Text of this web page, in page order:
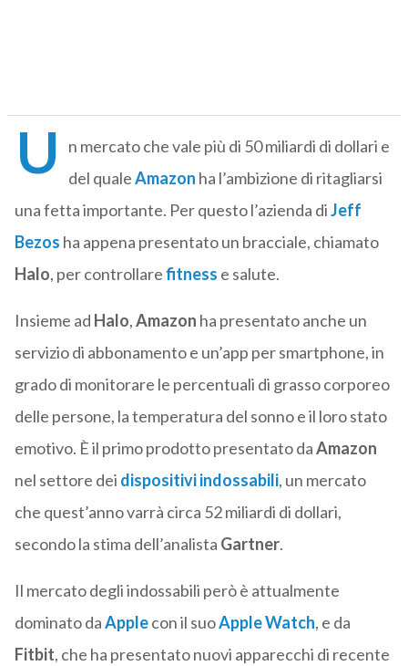
U
n mercato che vale più di 50 miliardi di dollari e
del qualeAmazon ha l’ambizione di ritagliarsi
una fetta importante. Per questo l’azienda diJeff
Bezos ha appena presentato un bracciale, chiamato
Halo, per controllarefitness e salute.
Insieme ad Halo,Amazon ha presentato anche un
servizio di abbonamento e un’app per smartphone, in
grado di monitorare le percentuali di grasso corporeo
delle persone, la temperatura del sonno e il loro stato
emotivo. È il primo prodotto presentato daAmazon
nel settore dei dispositivi indossabili, un mercato
che quest’anno varrà circa 52 miliardi di dollari,
secondo la stima dell’analista Gartner.
Il mercato degli indossabili però è attualmente
dominato daApplecon il suoApple Watch, e da
Fitbit, che ha presentato nuovi apparecchi di recente